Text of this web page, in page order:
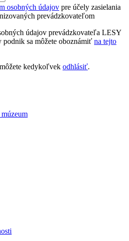
osobných údajov pre účely zasielania
prevádzkovateľom
údajov prevádzkovateľa LESY
podnik sa môžete oboznámiť na tejto
kedykoľvek odhlásiť.